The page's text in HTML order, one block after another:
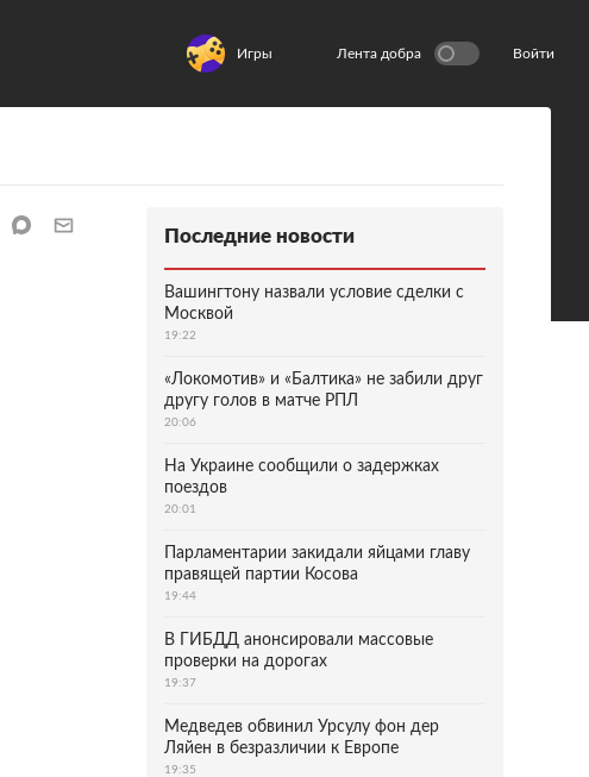
Игры Лента добра Войти
Последние новости
Вашингтону назвали условие сделки с
Москвой
19:22
«Локомотив» и «Балтика» не забили друг
другу голов в матче РПЛ
20:06
На Украине сообщили о задержках
поездов
20:01
Парламентарии закидали яйцами главу
правящей партии Косова
19:44
В ГИБДД анонсировали массовые
проверки на дорогах
19:37
Медведев обвинил Урсулу фон дер
Ляйен в безразличии к Европе
19:35